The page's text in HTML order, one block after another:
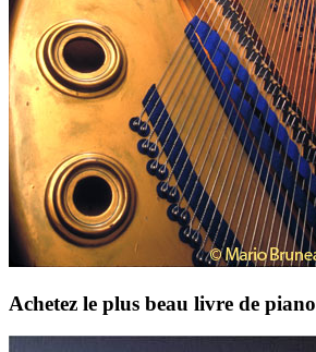
Achetez le plus beau livre de piano